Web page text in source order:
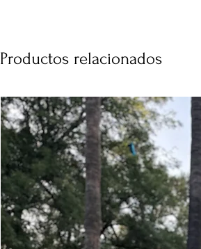
Productos relacionados